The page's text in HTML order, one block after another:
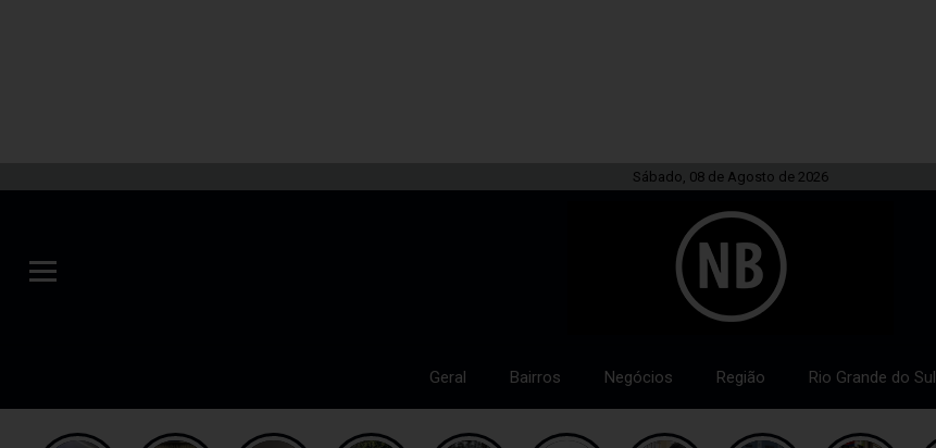
Sábado, 08 de Agosto de 2026
Geral Bairros Negócios Região Rio Grande do Sul